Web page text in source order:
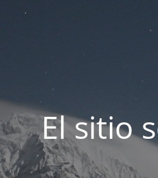
El sitio